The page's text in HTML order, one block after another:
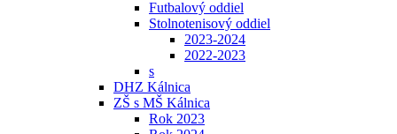
Futbalový oddiel
Stolnotenisový oddiel
2023-2024
2022-2023
s
DHZ Kálnica
ZŠ s MŠ Kálnica
Rok 2023